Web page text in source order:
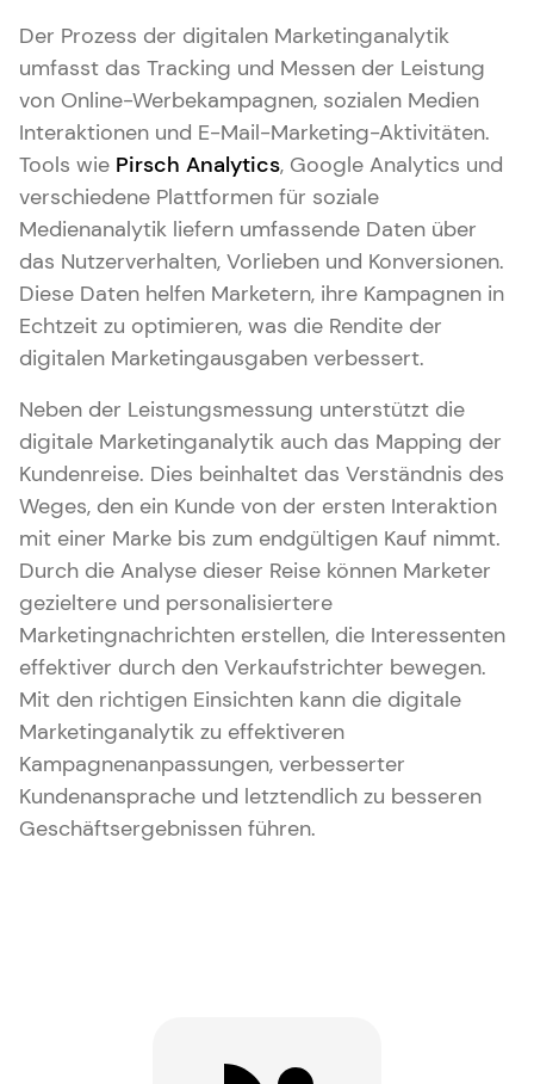
Der Prozess der digitalen Marketinganalytik
umfasst das Tracking und Messen der Leistung
von Online-Werbekampagnen, sozialen Medien
Interaktionen und E-Mail-Marketing-Aktivitäten.
Tools wie Pirsch Analytics, Google Analytics und
verschiedene Plattformen für soziale
Medienanalytik liefern umfassende Daten über
das Nutzerverhalten, Vorlieben und Konversionen.
Diese Daten helfen Marketern, ihre Kampagnen in
Echtzeit zu optimieren, was die Rendite der
digitalen Marketingausgaben verbessert.
Neben der Leistungsmessung unterstützt die
digitale Marketinganalytik auch das Mapping der
Kundenreise. Dies beinhaltet das Verständnis des
Weges, den ein Kunde von der ersten Interaktion
mit einer Marke bis zum endgültigen Kauf nimmt.
Durch die Analyse dieser Reise können Marketer
gezieltere und personalisiertere
Marketingnachrichten erstellen, die Interessenten
effektiver durch den Verkaufstrichter bewegen.
Mit den richtigen Einsichten kann die digitale
Marketinganalytik zu effektiveren
Kampagnenanpassungen, verbesserter
Kundenansprache und letztendlich zu besseren
Geschäftsergebnissen führen.